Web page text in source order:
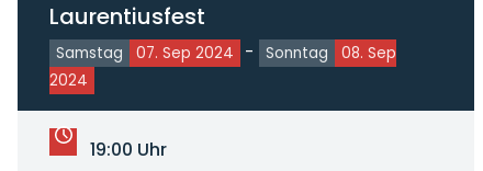
Laurentiusfest
Samstag 07. Sep 2024 - Sonntag
08. Sep
2024
19:00 Uhr